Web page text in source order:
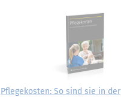
Pflegekosten: So sind sie in der